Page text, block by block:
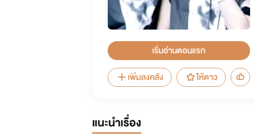
เริ่มอ่านตอนแรก
เพิ่มลงคลัง
ให้ดาว
แนะนำเรื่อง